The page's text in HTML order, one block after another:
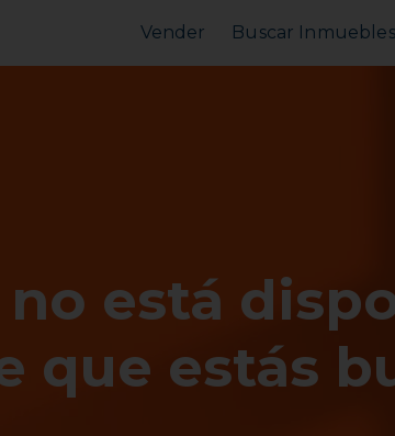
Vender Buscar Inmuebles
no está
que estás